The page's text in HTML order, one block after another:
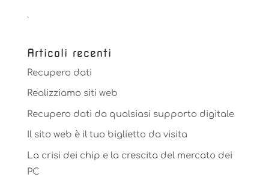
.
Articoli recenti
Recupero dati
Realizziamo siti web
Recupero dati da qualsiasi supporto digitale
Il sito web è il tuo biglietto da visita
La crisi dei chip e la crescita del mercato dei
PC